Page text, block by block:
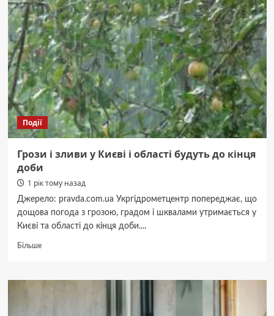
оцифрували
історичний
вітряк
(ФОТО)
Події
Грози і зливи у Києві і області будуть до кінця
доби
1 рік тому назад
Джерело: pravda.com.ua Укргідрометцентр попереджає, що
дощова погода з грозою, градом і шквалами утримається у
Києві та області до кінця доби....
БільшеДокладніше
і